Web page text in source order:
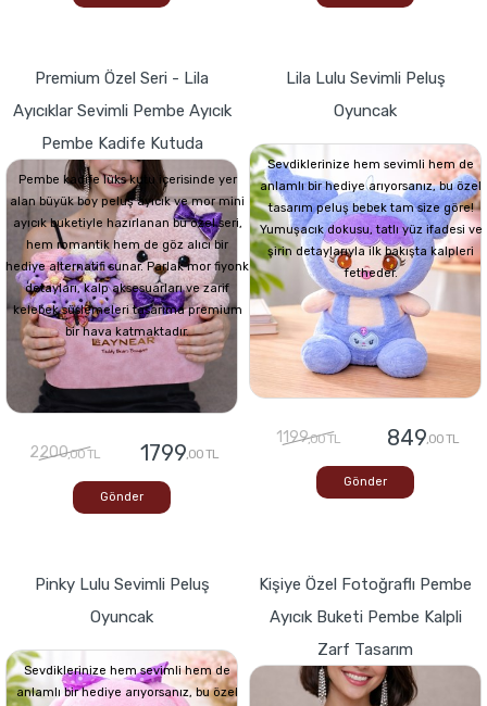
Premium Özel Seri - Lila
Ayıcıklar Sevimli Pembe Ayıcık
Pembe Kadife Kutuda
Pembe kadife lüks kutu içerisinde yer
alan büyük boy peluş ayıcık ve mor mini
ayıcık buketiyle hazırlanan bu özel seri,
hem romantik hem de göz alıcı bir
hediye alternatifi sunar. Parlak mor fiyonk
detayları, kalp aksesuarları ve zarif
kelebek süslemeleri tasarıma premium
bir hava katmaktadır.
2200,00 TL 1799,00 TL
Gönder
Lila Lulu Sevimli Peluş
Oyuncak
Sevdiklerinize hem sevimli hem de
anlamlı bir hediye arıyorsanız, bu özel
tasarım peluş bebek tam size göre!
Yumuşacık dokusu, tatlı yüz ifadesi ve
şirin detaylarıyla ilk bakışta kalpleri
fetheder.
1199,00 TL 849,00 TL
Gönder
Pinky Lulu Sevimli Peluş
Oyuncak
Sevdiklerinize hem sevimli hem de
anlamlı bir hediye arıyorsanız, bu özel
Kişiye Özel Fotoğraflı Pembe
Ayıcık Buketi Pembe Kalpli
Zarf Tasarım